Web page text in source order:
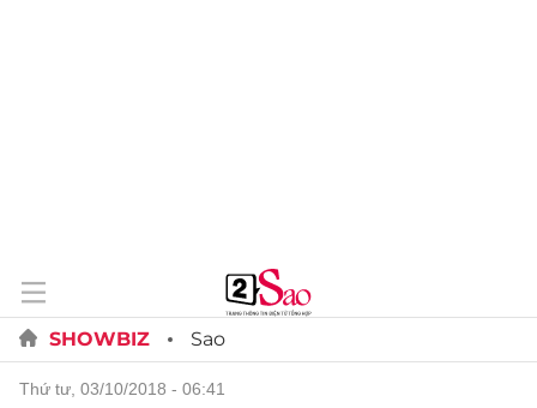
SHOWBIZ Sao
thứ tư, 03/10/2018 - 06:41